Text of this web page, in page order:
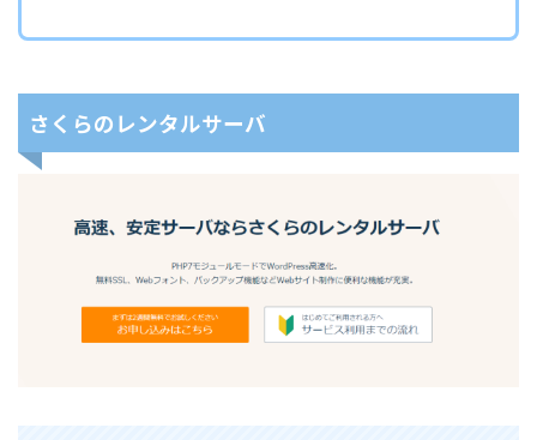
さくらのレンタルサーバ